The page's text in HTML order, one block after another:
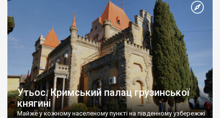
Утьос. Кримський палац грузинської
княгині
Майже у кожному населеному пункті на південному узбережжі